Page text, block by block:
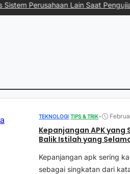
Perusahaan Lain Saat Pengujian,
TEKNOLOGI |TIPS & TRIK•
Kepanjangan APK yang
Balik Istilah yang
Kepanjangan apk sering
sebagai singkatan dari